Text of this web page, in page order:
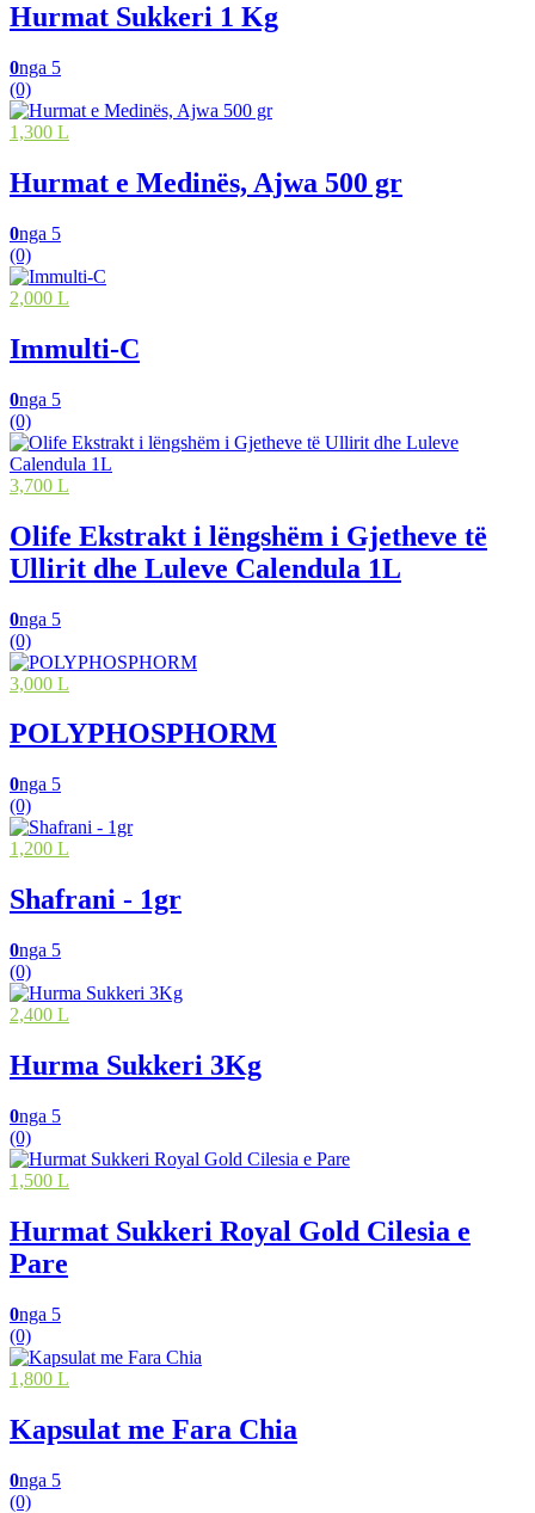
Hurmat Sukkeri 1 Kg
0nga 5
(0)
1,300 L
Hurmat e Medinës, Ajwa 500 gr
0nga 5
(0)
2,000 L
Immulti-C
0nga 5
(0)
3,700 L
Olife Ekstrakt i lëngshëm i Gjetheve të
Ullirit dhe Luleve Calendula 1L
0nga 5
(0)
3,000 L
POLYPHOSPHORM
0nga 5
(0)
1,200 L
Shafrani - 1gr
0nga 5
(0)
2,400 L
Hurma Sukkeri 3Kg
0nga 5
(0)
1,500 L
Hurmat Sukkeri Royal Gold Cilesia e
Pare
0nga 5
(0)
1,800 L
Kapsulat me Fara Chia
0nga 5
(0)